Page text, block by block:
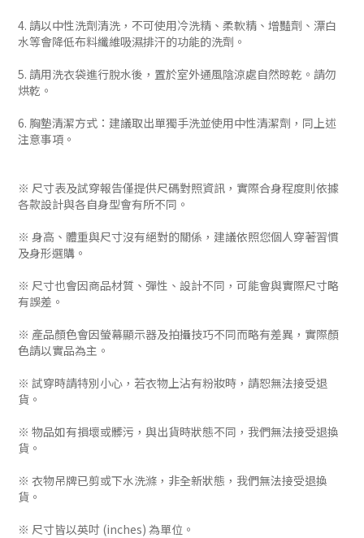
4. 請以中性洗劑清洗，不可使用冷洗精、柔軟精、增豔劑、漂白
水等會降低布料纖維吸濕排汗的功能的洗劑。
5. 請用洗衣袋進行脫水後，置於室外通風陰涼處自然晾乾。請勿
烘乾。
6. 胸墊清潔方式：建議取出單獨手洗並使用中性清潔劑，同上述
注意事項。
※ 尺寸表及試穿報告僅提供尺碼對照資訊，實際合身程度則依據
各款設計與各自身型會有所不同。
※ 身高、體重與尺寸沒有絕對的關係，建議依照您個人穿著習慣
及身形選購。
※ 尺寸也會因商品材質、彈性、設計不同，可能會與實際尺寸略
有誤差。
※ 產品顏色會因螢幕顯示器及拍攝技巧不同而略有差異，實際顏
色請以實品為主。
※ 試穿時請特別小心，若衣物上沾有粉妝時，請恕無法接受退
貨。
※ 物品如有損壞或髒污，與出貨時狀態不同，我們無法接受退換
貨。
※ 衣物吊牌已剪或下水洗滌，非全新狀態，我們無法接受退換
貨。
※ 尺寸皆以英吋 (inches) 為單位。